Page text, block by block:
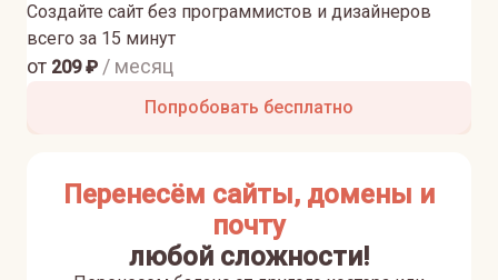
Создайте сайт без программистов и дизайнеров
всего за 15 минут
от 209₽ / месяц
Попробовать бесплатно
Перенесём сайты, домены и
почту
любой сложности!